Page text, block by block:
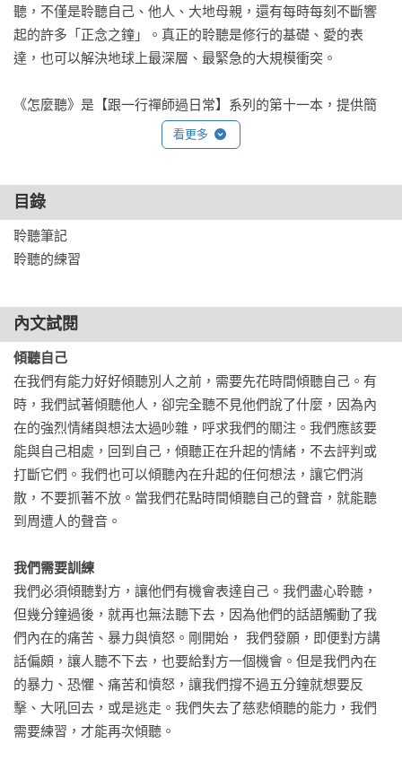
聽，不僅是聆聽自己、他人、大地母親，還有每時每刻不斷響
起的許多「正念之鐘」。真正的聆聽是修行的基礎、愛的表
達，也可以解決地球上最深層、最緊急的大規模衝突。
《怎麼聽》是【跟一行禪師過日常】系列的第十一本，提供簡
單明瞭的指導，任何想要探索正念禪修的人都能深受啟發。書
末「聆聽的練習」列出實際可行的步驟，讓你感受何謂「理解
繁體中文版佐以台灣知名插畫家王春子的作品，陪伴你重新體
驗「聆聽」的單純與美好。
【跟一行禪師過日常】系列
《怎麼吃》
《怎麼愛》
《怎麼走》
《怎麼鬆》
《怎麼吵》
《怎麼看》
《怎麼連結》
《怎麼專注》
忙碌的現代人往往忘記日常生活中行、住、坐、臥是什麼滋
味。本系列用不囉唆卻發人深省的簡短段落，讓人在紛擾世界
中，隨時隨地，念念清明。全套完整收集，體會一行禪師的日
常禪法。
一行禪師的方法非常直觀，從聆聽、感受下手，講的是一般人
都能體會、理解的方法。尤其是被忙碌生活節奏帶著走的都市
看更多
目錄
聆聽筆記
聆聽的練習
內文試閱
傾聽自己
在我們有能力好好傾聽別人之前，需要先花時間傾聽自己。有
時，我們試著傾聽他人，卻完全聽不見他們說了什麼，因為內
在的強烈情緒與想法太過吵雜，呼求我們的關注。我們應該要
能與自己相處，回到自己，傾聽正在升起的情緒，不去評判或
打斷它們。我們也可以傾聽內在升起的任何想法，讓它們消
散，不要抓著不放。當我們花點時間傾聽自己的聲音，就能聽
到周遭人的聲音。
我們需要訓練
我們必須傾聽對方，讓他們有機會表達自己。我們盡心聆聽，
但幾分鐘過後，就再也無法聽下去，因為他們的話語觸動了我
們內在的痛苦、暴力與憤怒。剛開始， 我們發願，即便對方講
話偏頗，讓人聽不下去，也要給對方一個機會。但是我們內在
的暴力、恐懼、痛苦和憤怒，讓我們撐不過五分鐘就想要反
擊、大吼回去，或是逃走。我們失去了慈悲傾聽的能力，我們
需要練習，才能再次傾聽。